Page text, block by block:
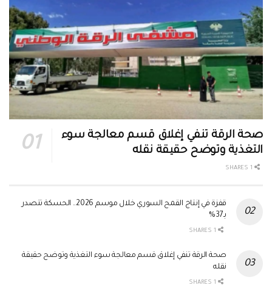
صحة الرقة تنفي إغلاق قسم معالجة سوء
التغذية وتوضح حقيقة نقله
قفزة في إنتاج القمح السوري خلال موسم 2026.. الحسكة تتصدر
بـ37%
صحة الرقة تنفي إغلاق قسم معالجة سوء التغذية وتوضح حقيقة
نقله